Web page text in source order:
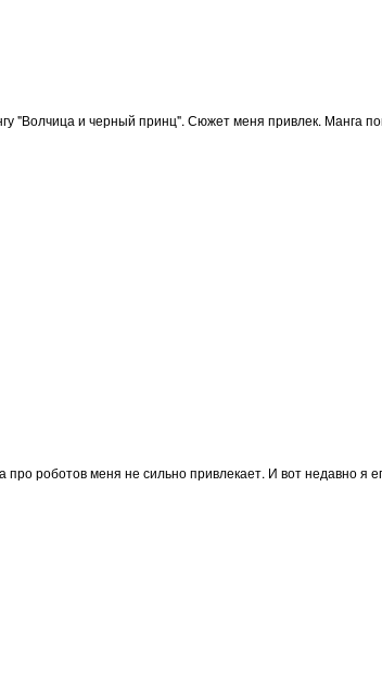
"Волчица и черный принц". Сюжет меня привлек. Манга
роботов меня не сильно привлекает. И вот недавно я